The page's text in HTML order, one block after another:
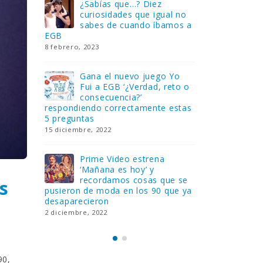
de
¿Sabías que…? Diez
curiosidades que igual no
sabes de cuando íbamos a
EGB
8 febrero, 2023
Gana el nuevo juego Yo
Fui a EGB ‘¿Verdad, reto o
consecuencia?’
respondiendo correctamente estas
5 preguntas
15 diciembre, 2022
Prime Video estrena
‘Mañana es hoy’ y
recordamos cosas que se
pusieron de moda en los 90 que ya
desaparecieron
2 diciembre, 2022